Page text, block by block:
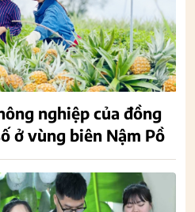
nghiệp của đồng
ở vùng biên Nậm Pồ